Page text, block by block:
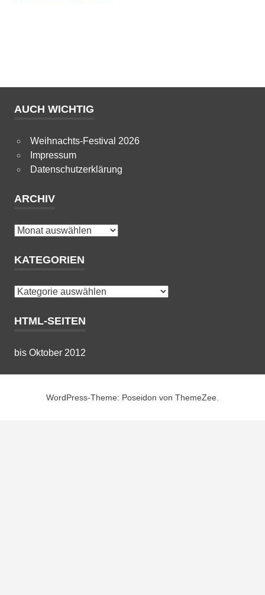
AUCH WICHTIG
Weihnachts-Festival 2026
Impressum
Datenschutzerklärung
ARCHIV
Archiv
KATEGORIEN
Kategorien
HTML-SEITEN
bis Oktober 2012
WordPress-Theme: Poseidon von ThemeZee.